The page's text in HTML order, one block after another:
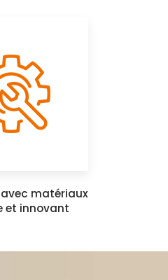
matériaux
et innovant